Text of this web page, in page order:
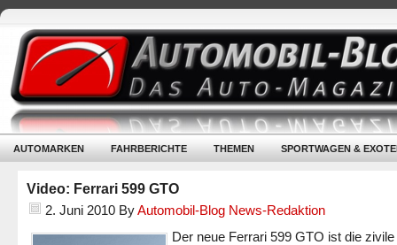
AUTOMARKEN FAHRBERICHTE THEMEN SPORTWAGEN &
Video: Ferrari 599 GTO
2. Juni 2010 ByAutomobil-Blog News-Redaktion
Der neue Ferrari 599 GTO ist die